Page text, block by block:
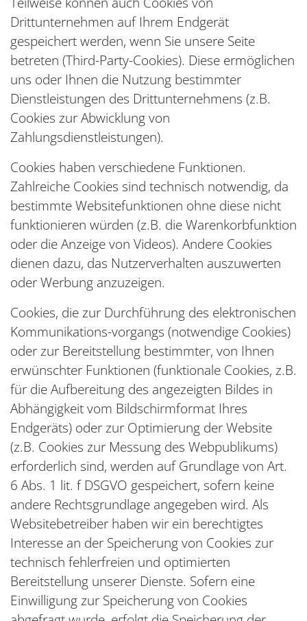
Drittunternehmen auf Ihrem Endgerät
gespeichert werden, wenn Sie unsere Seite
betreten (Third-Party-Cookies). Diese ermöglichen
uns oder Ihnen die Nutzung bestimmter
Dienstleistungen des Drittunternehmens (z.B.
Cookies zur Abwicklung von
Zahlungsdienstleistungen).
Cookies haben verschiedene Funktionen.
Zahlreiche Cookies sind technisch notwendig, da
bestimmte Websitefunktionen ohne diese nicht
funktionieren würden (z.B. die Warenkorbfunktion
oder die Anzeige von Videos). Andere Cookies
dienen dazu, das Nutzerverhalten auszuwerten
oder Werbung anzuzeigen.
Cookies, die zur Durchführung des elektronischen
Kommunikations-vorgangs (notwendige Cookies)
oder zur Bereitstellung bestimmter, von Ihnen
erwünschter Funktionen (funktionale Cookies, z.B.
für die Aufbereitung des angezeigten Bildes in
Abhängigkeit vom Bildschirmformat Ihres
Endgeräts) oder zur Optimierung der Website
(z.B. Cookies zur Messung des Webpublikums)
erforderlich sind, werden auf Grundlage von Art.
6 Abs. 1 lit. f DSGVO gespeichert, sofern keine
andere Rechtsgrundlage angegeben wird. Als
Websitebetreiber haben wir ein berechtigtes
Interesse an der Speicherung von Cookies zur
technisch fehlerfreien und optimierten
Bereitstellung unserer Dienste. Sofern eine
Einwilligung zur Speicherung von Cookies